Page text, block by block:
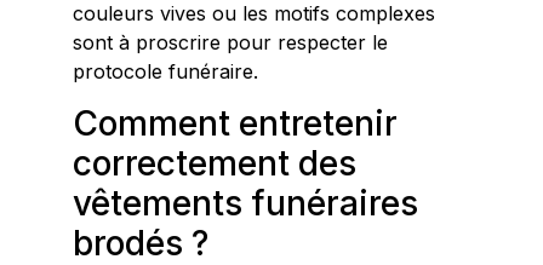
couleurs vives ou les motifs complexes
sont à proscrire pour respecter le
protocole funéraire.
Comment entretenir
correctement des
vêtements funéraires
brodés ?